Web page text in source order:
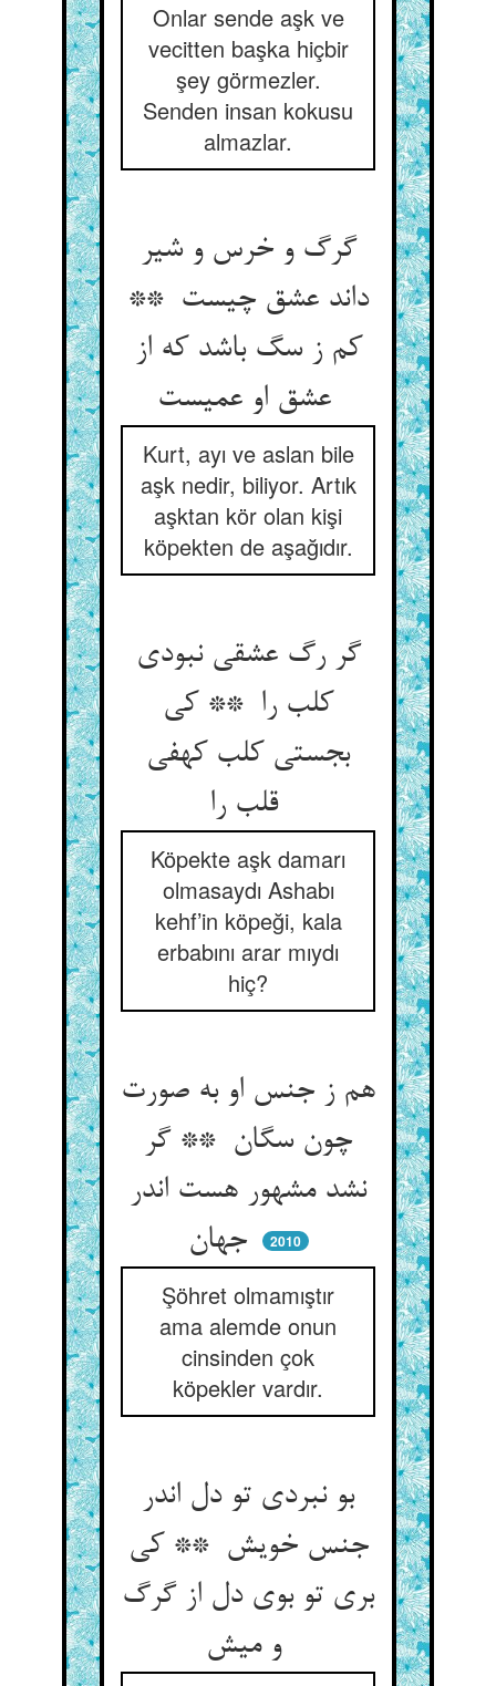
Onlar sende aşk ve
vecitten başka hiçbir
şey görmezler.
Senden insan kokusu
almazlar.
گرگ و خرس و شیر
داند عشق چیست **
کم ز سگ باشد که از
عشق او عمیست
Kurt, ayı ve aslan bile
aşk nedir, biliyor. Artık
aşktan kör olan kişi
köpekten de aşağıdır.
گر رگ عشقی نبودی
کلب را ** کی
بجستی کلب کهفی
قلب را
Köpekte aşk damarı
olmasaydı Ashabı
kehf’in köpeği, kala
erbabını arar mıydı
hiç?
هم ز جنس او به صورت
چون سگان ** گر
نشد مشهور هست اندر
جهان
2010
Şöhret olmamıştır
ama alemde onun
cinsinden çok
köpekler vardır.
بو نبردی تو دل اندر
جنس خویش ** کی
بری تو بوی دل از گرگ
و میش